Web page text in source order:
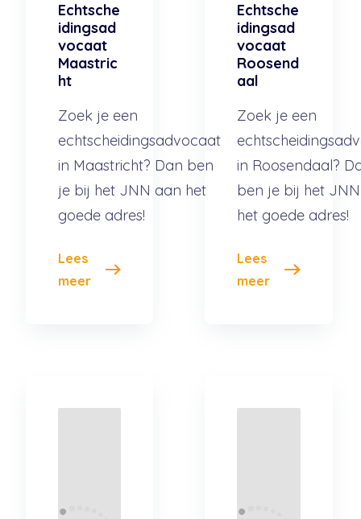
Echtsche
idingsad
vocaat
Maastric
ht
Zoek je een
echtscheidingsadvocaat
in Maastricht? Dan ben
je bij het JNN aan het
goede adres!
Lees
meer
Echtsche
idingsad
vocaat
Roosend
aal
Zoek je een
in Roosendaal?
ben je bij het
het goede adres!
Lees
meer